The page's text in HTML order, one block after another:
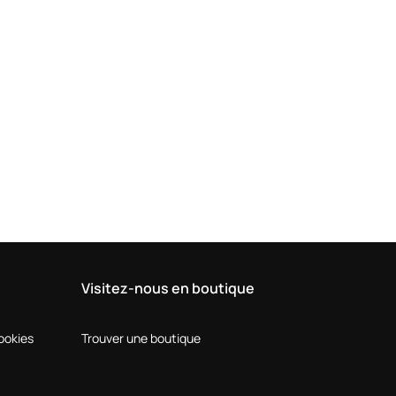
Visitez-nous en boutique
Trouver une boutique